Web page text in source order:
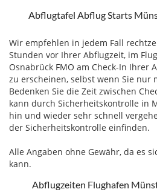
Abflugtafel Abflug Starts
Wir empfehlen in jedem Fall
Stunden vor Ihrer Abflugzeit, im
Osnabrück FMO am Check-In Ihrer
zu erscheinen, selbst wenn Sie nur
Bedenken Sie die Zeit zwischen
kann durch Sicherheitskontrolle in
hin und wieder sehr schnell
der Sicherheitskontrolle einfinden.
Alle Angaben ohne Gewähr, da es
kann.
Abflugzeiten Flughafen